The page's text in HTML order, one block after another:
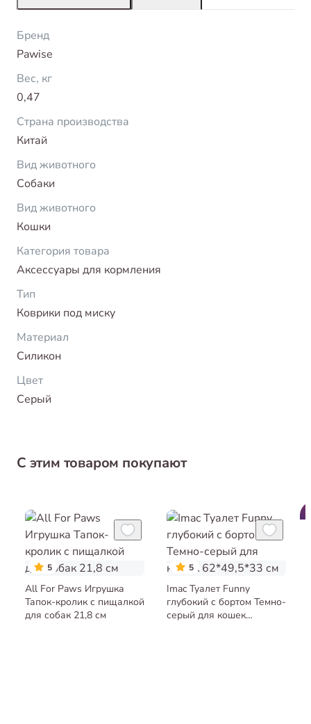
Бренд
Pawise
Вес, кг
0,47
Страна производства
Китай
Вид животного
Собаки
Вид животного
Кошки
Категория товара
Аксессуары для кормления
Тип
Коврики под миску
Материал
Силикон
Цвет
Серый
С этим товаром покупают
5
All For Paws Игрушка
Тапок-кролик с пищалкой
для собак 21,8 см
5
Imac Туалет Funny
глубокий с бортом Темно-
серый для кошек